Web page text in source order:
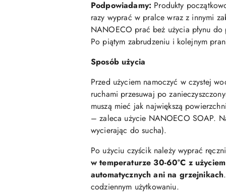
Podpowiadamy: Produkty
razy wyprać w pralce wraz z innymi
NANOECO prać beż użycia płynu do
Po piątym zabrudzeniu i kolejnym
Sposób użycia
Przed użyciem namoczyć w czystej
ruchami przesuwaj po
muszą mieć jak największą
– zaleca użycie NANOECO SOAP.
wycierając do sucha).
Po użyciu czyścik należy wyprać
w temperaturze 30-60°C z
automatycznych ani na grzejnikach.
codziennym użytkowaniu.